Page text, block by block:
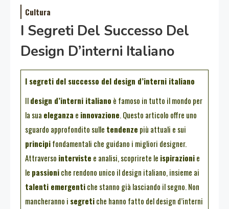
Cultura
I Segreti Del Successo Del
Design D’interni Italiano
I segreti del successo del design d’interni italiano
Ildesign d’interni italiano è famoso in tutto il mondo per
la sua eleganza e innovazione. Questo articolo offre uno
sguardo approfondito sulle tendenze più attuali e sui
principifondamentali che guidano i migliori designer.
Attraverso interviste e analisi, scoprirete le ispirazionie
le passioniche rendono unico il design italiano, insieme ai
talenti emergentiche stanno già lasciando il segno. Non
mancheranno i segretiche hanno fatto del design d’interni